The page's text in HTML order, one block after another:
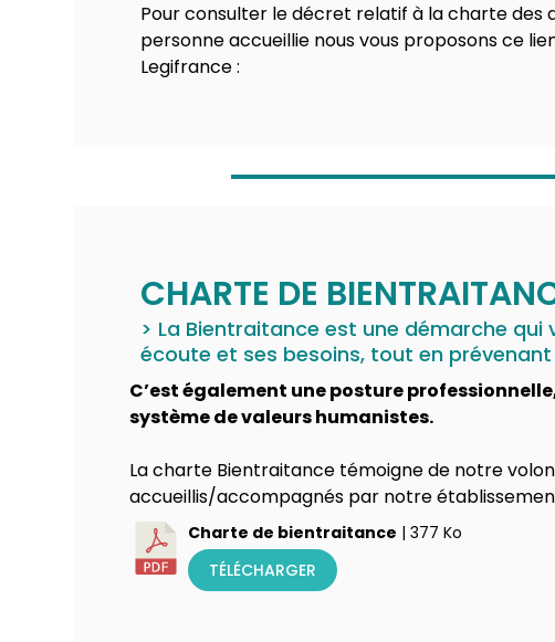
Pour consulter le décret relatif à la charte des
personne accueillie nous vous proposons ce
Legifrance :
CHARTE DE
> La Bientraitance est une démarche
écoute et ses besoins, tout en
C’est également une posture
système de valeurs humanistes.
La charte Bientraitance témoigne de notre
accueillis/accompagnés par notre
Charte de bientraitance | 377 Ko
TÉLÉCHARGER